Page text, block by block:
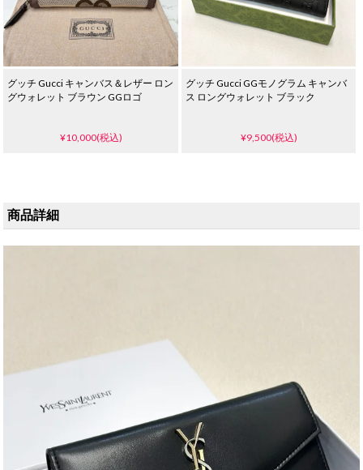
グッチ Gucci キャンバス＆レザー ロン
グウォレット ブラウン GGロゴ
¥10,000(税込)
グッチ Gucci GGモノグラム キャンバ
ス ロングウォレット ブラック
¥9,500(税込)
商品詳細